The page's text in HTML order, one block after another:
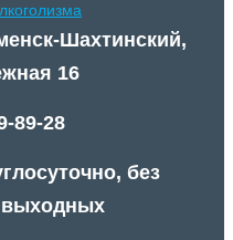
Шахтинский,
16
89-28
без